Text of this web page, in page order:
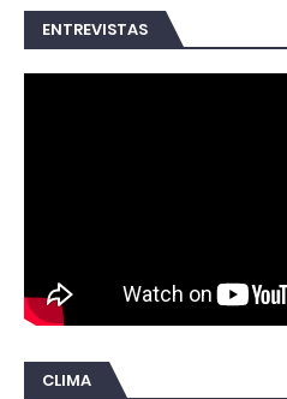
ENTREVISTAS
CLIMA